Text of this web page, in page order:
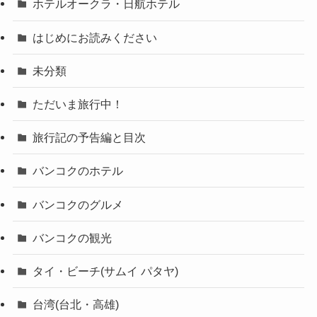
ホテルオークラ・日航ホテル
はじめにお読みください
未分類
ただいま旅行中！
旅行記の予告編と目次
バンコクのホテル
バンコクのグルメ
バンコクの観光
タイ・ビーチ(サムイ パタヤ)
台湾(台北・高雄)